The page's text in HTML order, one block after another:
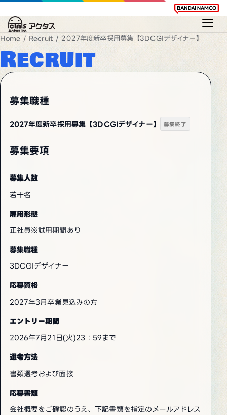
Home / Recruit / 2027年度新卒採用募集【3DCGIデザイナー】
Recruit
募集職種
2027年度新卒採用募集【3DCGIデザイナー】 募集終了
募集要項
募集人数
若干名
雇用形態
正社員※試用期間あり
募集職種
3DCGIデザイナー
応募資格
2027年3月卒業見込みの方
エントリー期間
2026年7月21日(火)23：59まで
選考方法
書類選考および面接
応募書類
会社概要をご確認のうえ、下記書類を指定のメールアドレス